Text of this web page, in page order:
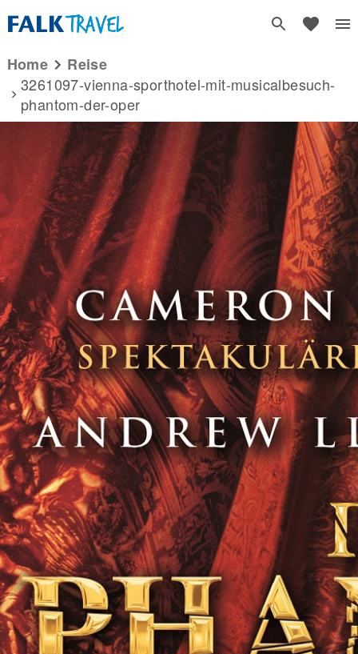
Home
reise
3261097-vienna-sporthotel-mit-musicalbesuch-
phantom-der-oper